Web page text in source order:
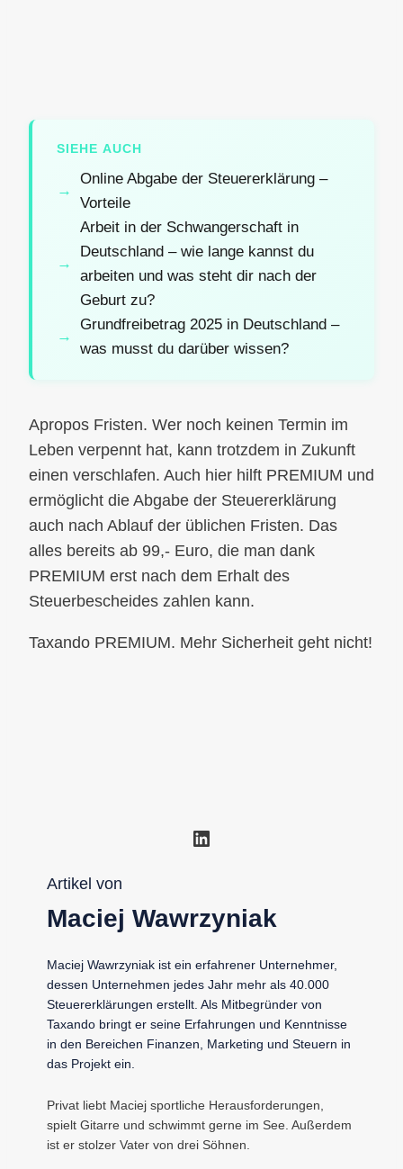
SIEHE AUCH
Online Abgabe der Steuererklärung –
Vorteile
Arbeit in der Schwangerschaft in
Deutschland – wie lange kannst du
arbeiten und was steht dir nach der
Geburt zu?
Grundfreibetrag 2025 in Deutschland –
was musst du darüber wissen?
Apropos Fristen. Wer noch keinen Termin im
Leben verpennt hat, kann trotzdem in Zukunft
einen verschlafen. Auch hier hilft PREMIUM und
ermöglicht die Abgabe der Steuererklärung
auch nach Ablauf der üblichen Fristen. Das
alles bereits ab 99,- Euro, die man dank
PREMIUM erst nach dem Erhalt des
Steuerbescheides zahlen kann.
Taxando PREMIUM. Mehr Sicherheit geht nicht!
LinkedIn
Artikel von
Maciej Wawrzyniak
Maciej Wawrzyniak ist ein erfahrener Unternehmer,
dessen Unternehmen jedes Jahr mehr als 40.000
Steuererklärungen erstellt. Als Mitbegründer von
Taxando bringt er seine Erfahrungen und Kenntnisse
in den Bereichen Finanzen, Marketing und Steuern in
das Projekt ein.
Privat liebt Maciej sportliche Herausforderungen,
spielt Gitarre und schwimmt gerne im See. Außerdem
ist er stolzer Vater von drei Söhnen.